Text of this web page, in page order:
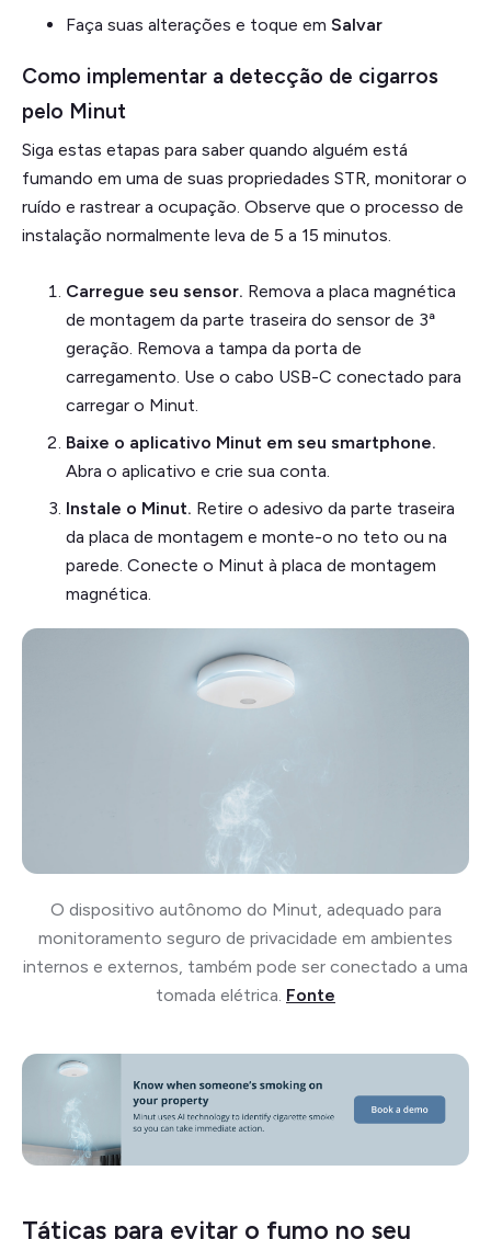
Faça suas alterações e toque em Salvar
Como implementar a detecção de cigarros
pelo Minut
Siga estas etapas para saber quando alguém está
fumando em uma de suas propriedades STR, monitorar o
ruído e rastrear a ocupação. Observe que o processo de
instalação normalmente leva de 5 a 15 minutos.
Carregue seu sensor. Remova a placa magnética
de montagem da parte traseira do sensor de 3ª
geração. Remova a tampa da porta de
carregamento. Use o cabo USB-C conectado para
carregar o Minut.
Baixe o aplicativo Minut em seu smartphone.
Abra o aplicativo e crie sua conta.
Instale o Minut. Retire o adesivo da parte traseira
da placa de montagem e monte-o no teto ou na
parede. Conecte o Minut à placa de montagem
magnética.
O dispositivo autônomo do Minut, adequado para
monitoramento seguro de privacidade em ambientes
internos e externos, também pode ser conectado a uma
tomada elétrica. Fonte
Táticas para evitar o fumo no seu